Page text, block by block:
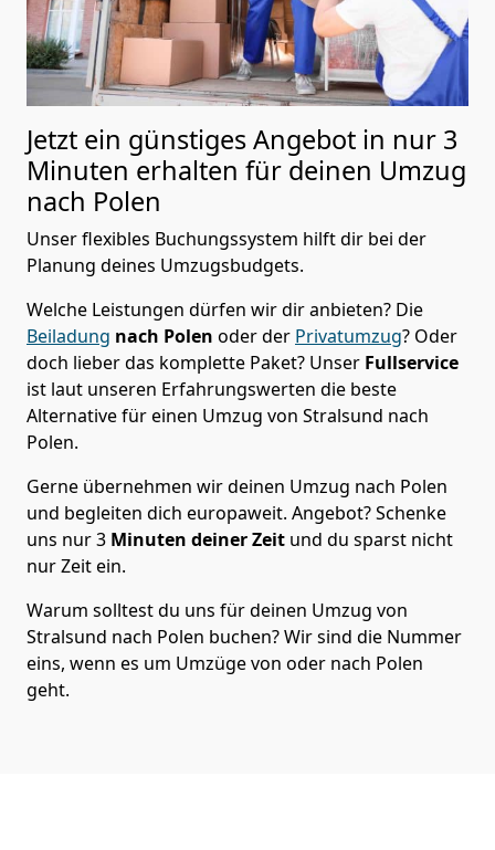
Jetzt ein günstiges Angebot in nur 3
Minuten erhalten für deinen Umzug
nach Polen
Unser flexibles Buchungssystem hilft dir bei der
Planung deines Umzugsbudgets.
Welche Leistungen dürfen wir dir anbieten? Die
Beiladung nach Polen oder der Privatumzug? Oder
doch lieber das komplette Paket? Unser Fullservice
ist laut unseren Erfahrungswerten die beste
Alternative für einen Umzug von Stralsund nach
Polen.
Gerne übernehmen wir deinen Umzug nach Polen
und begleiten dich europaweit. Angebot? Schenke
uns nur3 Minuten deiner Zeit und du sparst nicht
nur Zeit ein.
Warum solltest du uns für deinen Umzug von
Stralsund nach Polen buchen? Wir sind die Nummer
eins, wenn es um Umzüge von oder nach Polen
geht.